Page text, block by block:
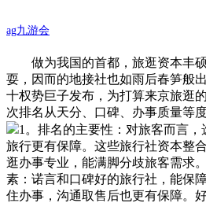
ag九游会
做为我国的首都，旅逛资本丰硕
耍，因而的地接社也如雨后春笋般
十权势巨子发布，为打算来京旅逛
次排名从天分、口碑、办事质量等
1。排名的主要性：对旅客而言，
旅行更有保障。这些旅行社资本整
逛办事专业，能满脚分歧旅客需求
素：诺言和口碑好的旅行社，能保
住办事，沟通取售后也更有保障。